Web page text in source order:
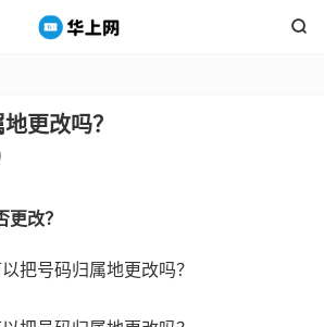

更改吗？
改？